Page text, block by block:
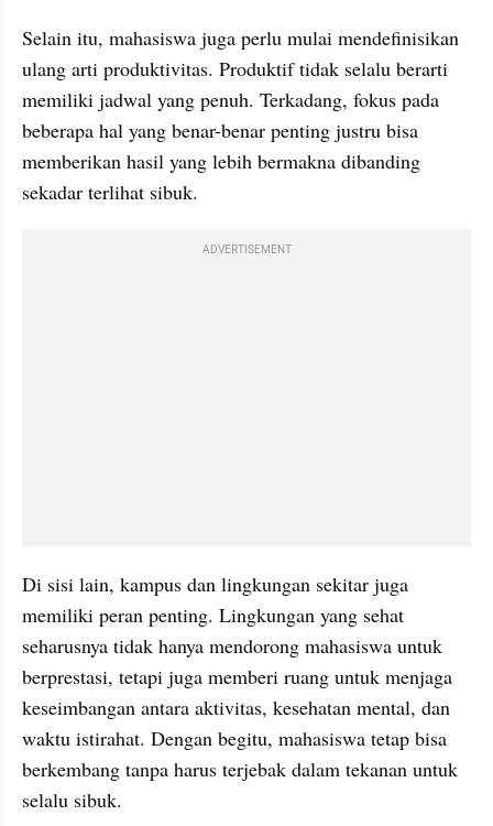
Selain itu, mahasiswa juga perlu mulai mendefinisikan
ulang arti produktivitas. Produktif tidak selalu berarti
memiliki jadwal yang penuh. Terkadang, fokus pada
beberapa hal yang benar-benar penting justru bisa
memberikan hasil yang lebih bermakna dibanding
sekadar terlihat sibuk.
ADVERTISEMENT
Di sisi lain, kampus dan lingkungan sekitar juga
memiliki peran penting. Lingkungan yang sehat
seharusnya tidak hanya mendorong mahasiswa untuk
berprestasi, tetapi juga memberi ruang untuk menjaga
keseimbangan antara aktivitas, kesehatan mental, dan
waktu istirahat. Dengan begitu, mahasiswa tetap bisa
berkembang tanpa harus terjebak dalam tekanan untuk
selalu sibuk.